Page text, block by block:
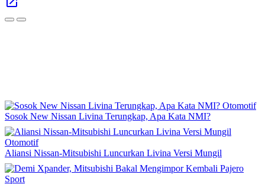
Otomotif
Sosok New Nissan Livina Terungkap, Apa Kata NMI?
Otomotif
Aliansi Nissan-Mitsubishi Luncurkan Livina Versi Mungil